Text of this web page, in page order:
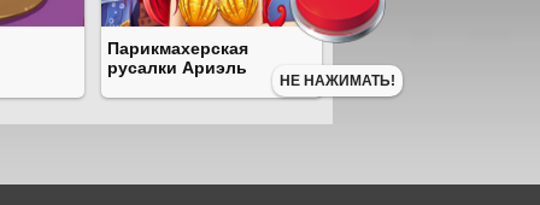
Парикмахерская
русалки Ариэль
НЕ НАЖИМАТЬ!